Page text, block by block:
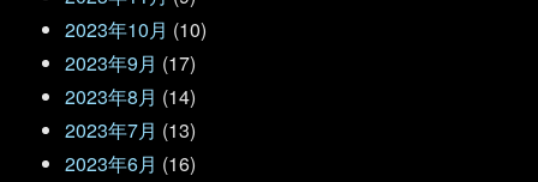
2023年10月 (10)
2023年9月 (17)
2023年8月 (14)
2023年7月 (13)
2023年6月 (16)